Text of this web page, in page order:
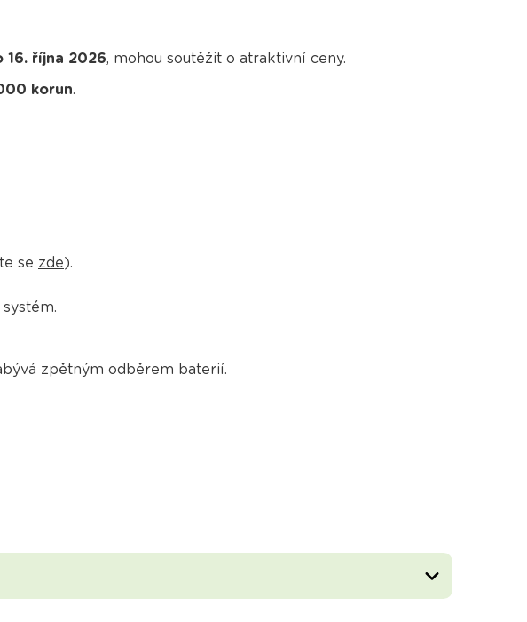
16. října 2026, mohou soutěžit o atraktivní ceny.
korun.
se zde).
zpětným odběrem baterií.